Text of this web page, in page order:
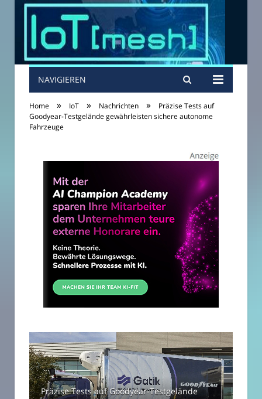
NAVIGIEREN
Home » IoT » Nachrichten »
Präzise Tests auf
Goodyear-Testgelände gewährleisten sichere autonome
Fahrzeuge
Präzise Tests auf Goodyear-Testgelände